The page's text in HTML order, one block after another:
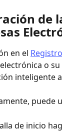
de
en el
o
inteligente
puede
de inicio